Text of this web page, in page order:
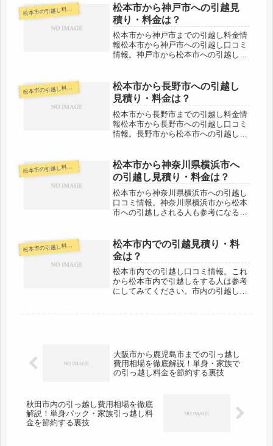
と長距離になります。片道で３時間以
上かかる範囲ですので、その日中で...
松本市の引越し料金・代金相場・見積り情報
松本市から神戸市への引越見
積り・料金は？
松本市から神戸市までの引越し料金情
報松本市から神戸市への引越し口コミ
情報。神戸市から松本市への引越しさ
と長距離です。多くの場合で引越し荷
物は翌日着が最短になると思います...
松本市の引越し料金・代金相場・見積り情報
松本市から長野市への引越し
見積り・料金は？
松本市から長野市までの引越し料金情
報松本市から長野市への引越し口コミ
情報。長野市から松本市への引越しさ
70kmとやや距離があります。しかし
当日中には引越し可能な範囲でしょ
う。...
松本市の引越し料金・代金相場・見積り情報
松本市から神奈川県横浜市へ
の引越し見積り・料金は？
松本市から神奈川県横浜市への引越し
口コミ情報。神奈川県横浜市から松本
市への引越しされる人も参考になると
距離。当日着はほぼ無理な範囲ですの
で、翌日着が最短になるかと思いま...
松本市の引越し料金・代金相場・見積り情報
松本市内での引越見積り・料
金は？
松本市内での引越し口コミ情報。これ
から松本市内で引越しをする人は参考
にしてみてください。市内の引越しな
大阪市から鹿児島市までの引っ越し
費用相場を徹底解説！単身・家族で
の引っ越し料金を節約する裏技
秋田市内の引っ越し費用相場を徹底
解説！単身パック・家族引っ越し料
金を節約する裏技